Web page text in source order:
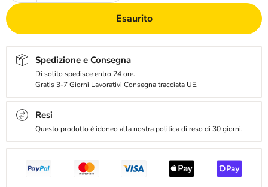
Esaurito
Spedizione e Consegna
Di solito spedisce entro 24 ore.
Gratis 3-7 Giorni Lavorativi Consegna tracciata UE.
Resi
Questo prodotto è idoneo alla nostra politica di reso di 30 giorni.